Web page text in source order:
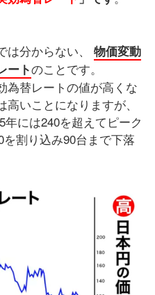
分からない、 物価変動
ートのことです。
為替レートの値が高くな
いことになりますが、
には240を超えてピーク
割り込み90台まで下落